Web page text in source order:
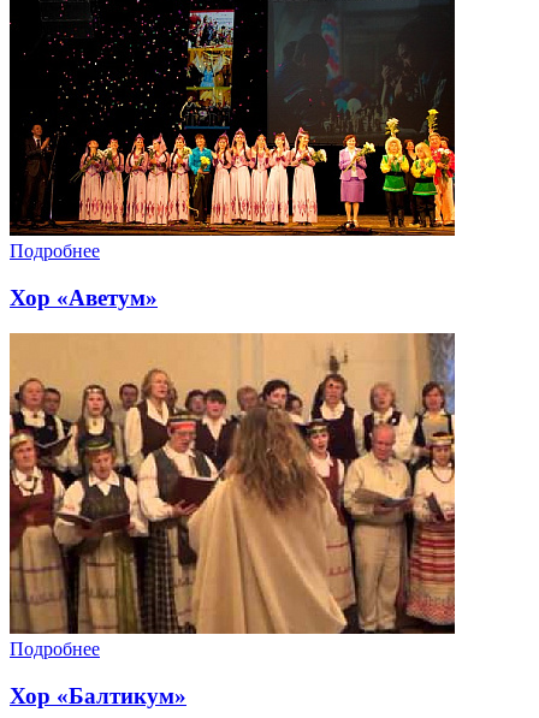
Подробнее
Хор «Аветум»
Подробнее
Хор «Балтикум»